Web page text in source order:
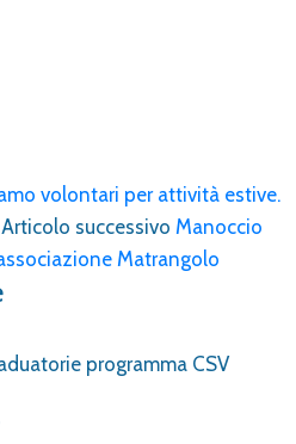
volontari per attività estive.
Articolo successivo Manoccio
Matrangolo
programma CSV